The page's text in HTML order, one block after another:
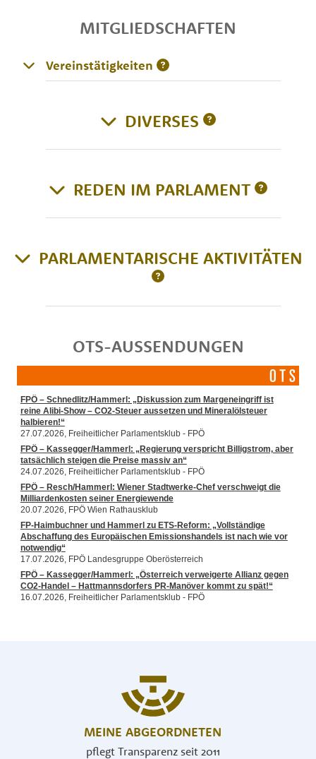
MITGLIEDSCHAFTEN
Vereinstätigkeiten
DIVERSES
REDEN IM PARLAMENT
PARLAMENTARISCHE AKTIVITÄTEN
MEINE ABGEORDNETEN
pflegt Transparenz seit 2011
OTS-AUSSENDUNGEN